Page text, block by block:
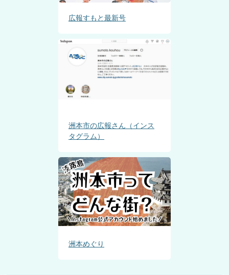
広報すもと最新号
洲本市の広報さん（インス
タグラム）
洲本めぐり